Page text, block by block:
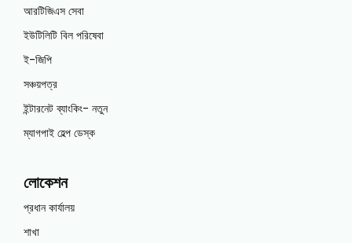
আরটিজিএস সেবা
ইউটিলিটি বিল পরিষেবা
ই-জিপি
সঞ্চয়পত্র
ইন্টারনেট ব্যাংকিং- নতুন
ম্যাগপাই হেল্প ডেস্ক
লোকেশন
প্রধান কার্যালয়
শাখা